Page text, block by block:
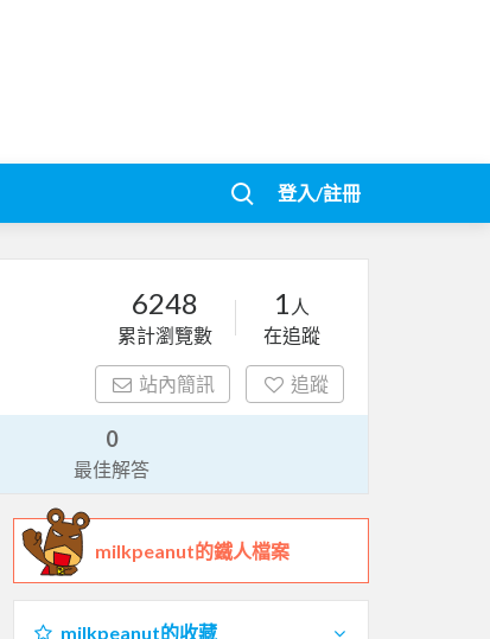
登入/註冊
6248
累計瀏覽數
1 人
在追蹤
站內簡訊 追蹤
0
最佳解答
milkpeanut的鐵人檔案
milkpeanut的收藏